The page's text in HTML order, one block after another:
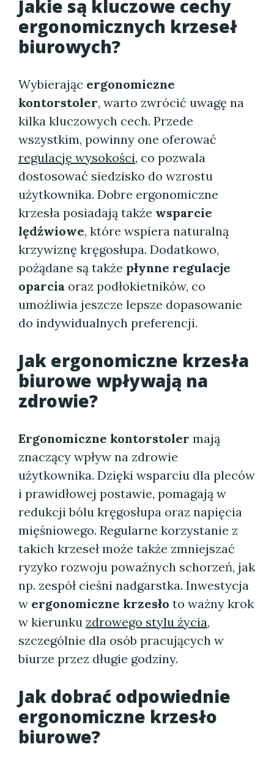
Jakie są kluczowe cechy
ergonomicznych krzeseł
biurowych?
Wybierając ergonomiczne
kontorstoler, warto zwrócić uwagę na
kilka kluczowych cech. Przede
wszystkim, powinny one oferować
regulację wysokości, co pozwala
dostosować siedzisko do wzrostu
użytkownika. Dobre ergonomiczne
krzesła posiadają także wsparcie
lędźwiowe, które wspiera naturalną
krzywiznę kręgosłupa. Dodatkowo,
pożądane są także płynne regulacje
oparcia oraz podłokietników, co
umożliwia jeszcze lepsze dopasowanie
do indywidualnych preferencji.
Jak ergonomiczne krzesła
biurowe wpływają na
zdrowie?
Ergonomiczne kontorstoler mają
znaczący wpływ na zdrowie
użytkownika. Dzięki wsparciu dla pleców
i prawidłowej postawie, pomagają w
redukcji bólu kręgosłupa oraz napięcia
mięśniowego. Regularne korzystanie z
takich krzeseł może także zmniejszać
ryzyko rozwoju poważnych schorzeń, jak
np. zespół cieśni nadgarstka. Inwestycja
w ergonomiczne krzesło to ważny krok
w kierunku zdrowego stylu życia,
szczególnie dla osób pracujących w
biurze przez długie godziny.
Jak dobrać odpowiednie
ergonomiczne krzesło
biurowe?